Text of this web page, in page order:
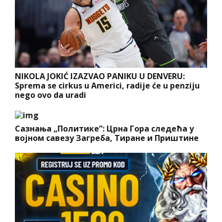
NIKOLA JOKIĆ IZAZVAO PANIKU U DENVERU:
Sprema se cirkus u Americi, radije će u penziju
nego ovo da uradi
Сазнања „Политике”: Црна Гора следећа у
војном савезу Загреба, Тиране и Приштине